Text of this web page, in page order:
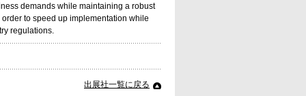
demands while maintaining a robust
to speed up implementation while
regulations.
出展社一覧に戻る